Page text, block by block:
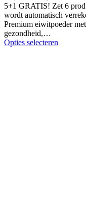
5+1 GRATIS! Zet 6
wordt automatisch
Premium eiwitpoeder
gezondheid,…
Opties selecteren